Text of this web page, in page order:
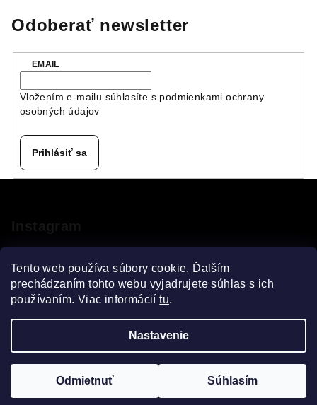
Tento web používa súbory cookie. Ďalším
prechádzaním tohto webu vyjadrujete súhlas s ich
používaním. Viac informáciítu.
Nastavenie
Odmietnuť Súhlasím
Odoberať newsletter
EMAIL
Vložením e-mailu súhlasíte s podmienkami ochrany
osobných údajov
Prihlásiť sa
ä
Sledovať na Instagrame
Upraviť nastavenie cookies
Vytvoril Shoptet